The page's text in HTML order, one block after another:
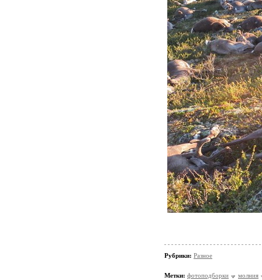
Рубрики: Разное
Метки: фотоподборки молния